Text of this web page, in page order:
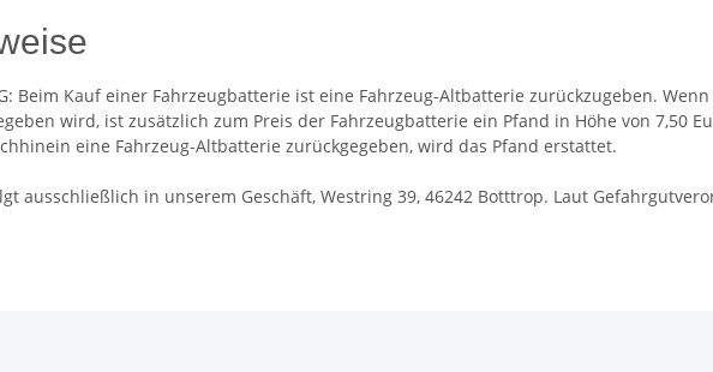
Beim Kauf einer Fahrzeugbatterie ist eine Fahrzeug-Altbatterie zurückzugeben.
wird, ist zusätzlich zum Preis der Fahrzeugbatterie ein Pfand in Höhe von 7,50
eine Fahrzeug-Altbatterie zurückgegeben, wird das Pfand erstattet.
ausschließlich in unserem Geschäft, Westring 39, 46242 Botttrop. Laut